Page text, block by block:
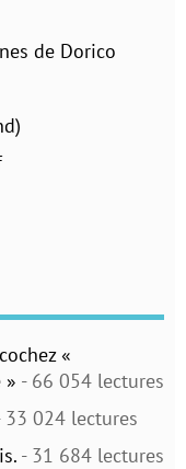
de Dorico
«
» - 66 054 lectures
33 024 lectures
- 31 684 lectures